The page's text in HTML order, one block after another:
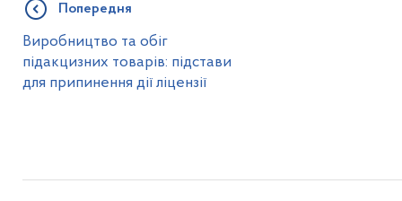
Попередня
Виробництво та обіг
підакцизних товарів: підстави
для припинення дії ліцензії